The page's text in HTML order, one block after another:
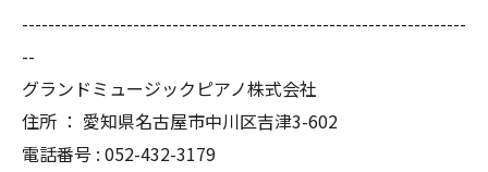
--------------------------------------------------------------------
--
グランドミュージックピアノ株式会社
住所 ： 愛知県名古屋市中川区吉津3-602
電話番号 : 052-432-3179